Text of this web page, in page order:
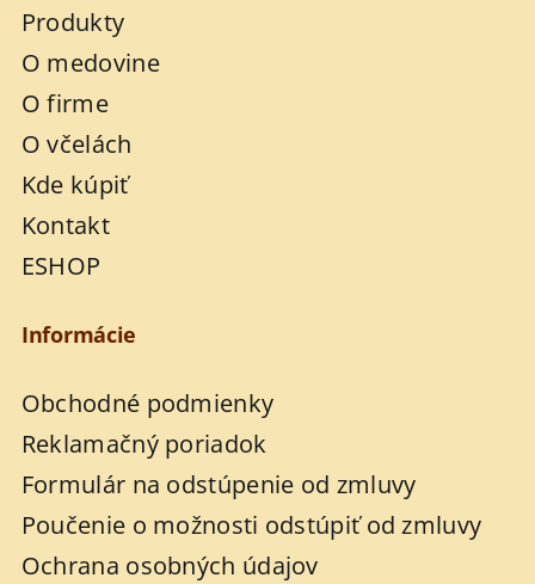
Produkty
O medovine
O firme
O včelách
Kde kúpiť
Kontakt
ESHOP
Informácie
Obchodné podmienky
Reklamačný poriadok
Formulár na odstúpenie od zmluvy
Poučenie o možnosti odstúpiť od zmluvy
Ochrana osobných údajov